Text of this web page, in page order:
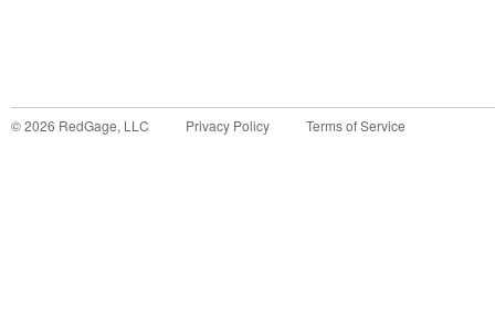
©2026 RedGage, LLC Privacy Policy Terms of Service